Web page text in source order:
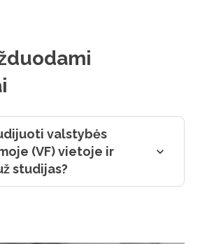
valstybės
(VF) vietoje ir
studijas?